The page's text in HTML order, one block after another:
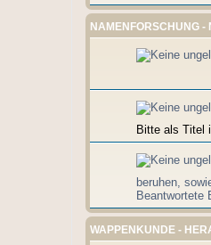
NAMENFORSCHUNG -
Bitte als Titel
beruhen,
Beantwortete
WAPPENKUNDE -